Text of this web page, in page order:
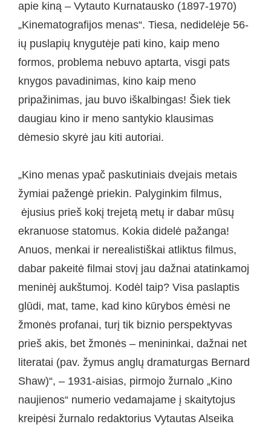
apie kiną – Vytauto Kurnatausko (1897-1970)
„Kinematografijos menas“. Tiesa, nedidelėje 56-
ių puslapių knygutėje pati kino, kaip meno
formos, problema nebuvo aptarta, visgi pats
knygos pavadinimas, kino kaip meno
pripažinimas, jau buvo iškalbingas! Šiek tiek
daugiau kino ir meno santykio klausimas
dėmesio skyrė jau kiti autoriai.
„Kino menas ypač paskutiniais dvejais metais
žymiai pažengė priekin. Palyginkim filmus,
ėjusius prieš kokį trejetą metų ir dabar mūsų
ekranuose statomus. Kokia didelė pažanga!
Anuos, menkai ir nerealistiškai atliktus filmus,
dabar pakeitė filmai stovį jau dažnai atatinkamoj
meninėj aukštumoj. Kodėl taip? Visa paslaptis
glūdi, mat, tame, kad kino kūrybos ėmėsi ne
žmonės profanai, turį tik biznio perspektyvas
prieš akis, bet žmonės – menininkai, dažnai net
literatai (pav. žymus anglų dramaturgas Bernard
Shaw)“, – 1931-aisias, pirmojo žurnalo „Kino
naujienos“ numerio vedamajame į skaitytojus
kreipėsi žurnalo redaktorius Vytautas Alseika